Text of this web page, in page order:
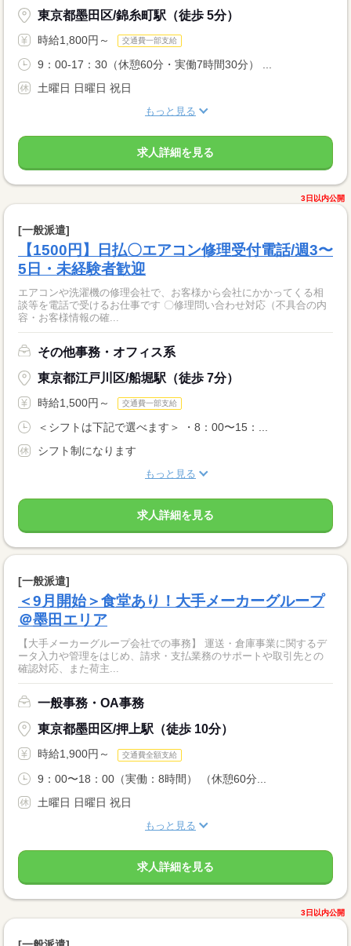
東京都墨田区/錦糸町駅（徒歩 5分）
時給1,800円～ 交通費一部支給
9：00-17：30（休憩60分・実働7時間30分） ...
土曜日 日曜日 祝日
もっと見る
求人詳細を見る
3日以内公開
[一般派遣]
【1500円】日払〇エアコン修理受付電話/週3〜
5日・未経験者歓迎
エアコンや洗濯機の修理会社で、お客様から会社にかかってくる相
談等を電話で受けるお仕事です 〇修理問い合わせ対応（不具合の内
容・お客様情報の確...
その他事務・オフィス系
東京都江戸川区/船堀駅（徒歩 7分）
時給1,500円～ 交通費一部支給
＜シフトは下記で選べます＞ ・8：00〜15：...
シフト制になります
もっと見る
求人詳細を見る
[一般派遣]
＜9月開始＞食堂あり！大手メーカーグループ
＠墨田エリア
【大手メーカーグループ会社での事務】 運送・倉庫事業に関するデ
ータ入力や管理をはじめ、請求・支払業務のサポートや取引先との
確認対応、また荷主...
一般事務・OA事務
東京都墨田区/押上駅（徒歩 10分）
時給1,900円～ 交通費全額支給
9：00〜18：00（実働：8時間） （休憩60分...
土曜日 日曜日 祝日
もっと見る
求人詳細を見る
3日以内公開